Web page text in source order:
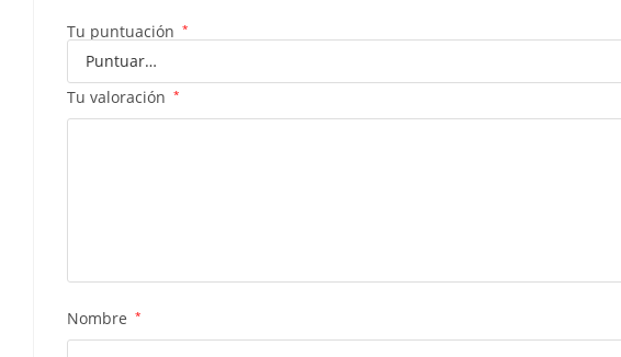
Tu puntuación *
Tu valoración *
Nombre *